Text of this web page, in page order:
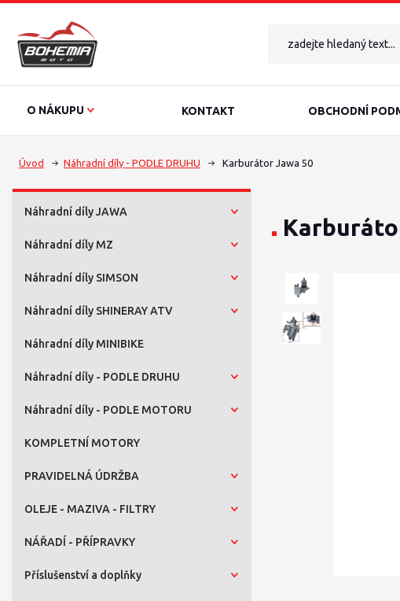
O NÁKUPU KONTAKT OBCHODNÍ
Úvod Náhradní díly - PODLE DRUHU Karburátor Jawa 50
Náhradní díly JAWA
Náhradní díly MZ
Náhradní díly SIMSON
Náhradní díly SHINERAY ATV
Náhradní díly MINIBIKE
Náhradní díly - PODLE DRUHU
Náhradní díly - PODLE MOTORU
KOMPLETNÍ MOTORY
PRAVIDELNÁ ÚDRŽBA
OLEJE - MAZIVA - FILTRY
NÁŘADÍ - PŘÍPRAVKY
Příslušenství a doplňky